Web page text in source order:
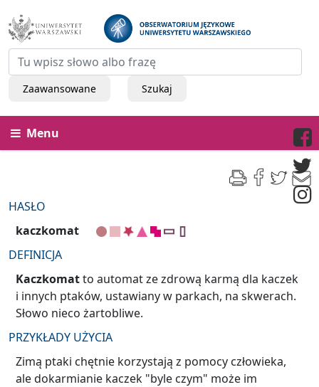
Zaawansowane Szukaj
Menu
HASŁO
kaczkomat
DEFINICJA
Kaczkomatto automat ze zdrową karmą dla kaczek
i innych ptaków, ustawiany w parkach, na skwerach.
Słowo nieco żartobliwe.
PRZYKŁADY UŻYCIA
Zimą ptaki chętnie korzystają z pomocy człowieka,
ale dokarmianie kaczek "byle czym" może im